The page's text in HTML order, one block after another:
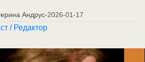
Андрус-2026-01-17
/ Редактор